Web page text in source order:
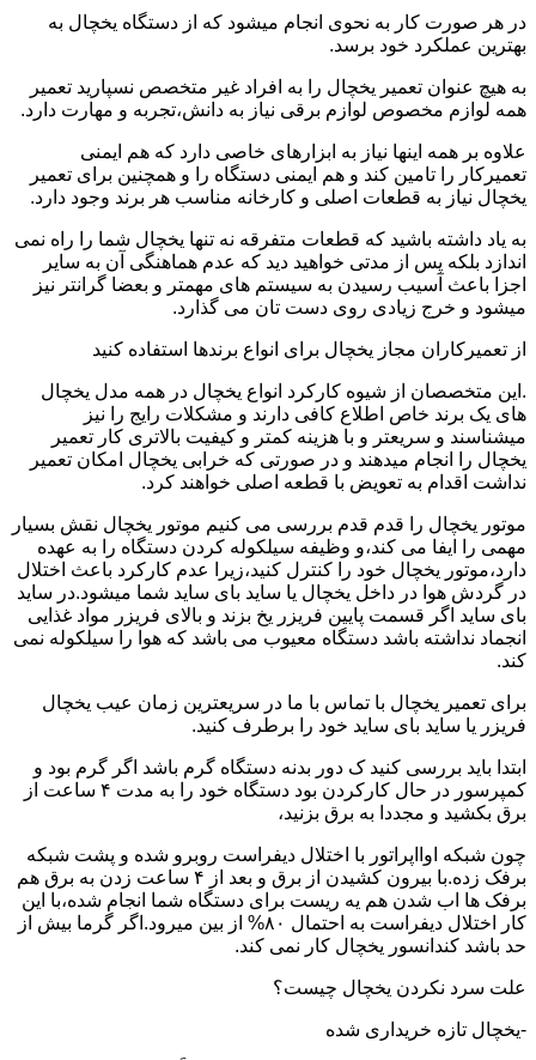
در هر صورت کار به نحوی انجام میشود که از دستگاه یخچال به
بهترین عملکرد خود برسد.
به هیچ عنوان تعمیر یخچال را به افراد غیر متخصص نسپارید تعمیر
همه لوازم مخصوص لوازم برقی نیاز به دانش،تجربه و مهارت دارد.
علاوه بر همه اینها نیاز به ابزارهای خاصی دارد که هم ایمنی
تعمیرکار را تامین کند و هم ایمنی دستگاه را و همچنین برای تعمیر
یخچال نیاز به قطعات اصلی و کارخانه مناسب هر برند وجود دارد.
به یاد داشته باشید که قطعات متفرقه نه تنها یخچال شما را راه نمی
اندازد بلکه پس از مدتی خواهید دید که عدم هماهنگی آن به سایر
اجزا باعث آسیب رسیدن به سیستم های مهمتر و بعضا گرانتر نیز
میشود و خرج زیادی روی دست تان می گذارد.
از تعمیرکاران مجاز یخچال برای انواع برندها استفاده کنید
.این متخصصان از شیوه کارکرد انواع یخچال در همه مدل یخچال
های یک برند خاص اطلاع کافی دارند و مشکلات رایج را نیز
میشناسند و سریعتر و با هزینه کمتر و کیفیت بالاتری کار تعمیر
یخچال را انجام میدهند و در صورتی که خرابی یخچال امکان تعمیر
نداشت اقدام به تعویض با قطعه اصلی خواهند کرد.
موتور یخچال را قدم قدم بررسی می کنیم موتور یخچال نقش بسیار
مهمی را ایفا می کند،و وظیفه سیلکوله کردن دستگاه را به عهده
دارد،موتور یخچال خود را کنترل کنید،زیرا عدم کارکرد باعث اختلال
در گردش هوا در داخل یخچال یا ساید بای ساید شما میشود.در ساید
بای ساید اگر قسمت پایین فریزر یخ بزند و بالای فریزر مواد غذایی
انجماد نداشته باشد دستگاه معیوب می باشد که هوا را سیلکوله نمی
کند.
برای تعمیر یخچال با تماس با ما در سریعترین زمان عیب یخچال
فریزر یا ساید بای ساید خود را برطرف کنید.
ابتدا باید بررسی کنید ک دور بدنه دستگاه گرم باشد اگر گرم بود و
کمپرسور در حال کارکردن بود دستگاه خود را به مدت ۴ ساعت از
برق بکشید و مجددا به برق بزنید،
چون شبکه اوااپراتور با اختلال دیفراست روبرو شده و پشت شبکه
برفک زده.با بیرون کشیدن از برق و بعد از ۴ ساعت زدن به برق هم
برفک ها اب شدن هم یه ریست برای دستگاه شما انجام شده،با این
کار اختلال دیفراست به احتمال ۸۰% از بین میرود.اگر گرما بیش از
حد باشد کندانسور یخچال کار نمی کند.
علت سرد نکردن یخچال چیست؟
-یخچال تازه خریداری شده